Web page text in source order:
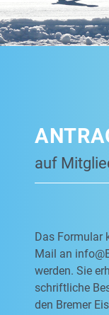
auf
Das Formular
Mail an
werden. Sie
schriftliche
den Bremer